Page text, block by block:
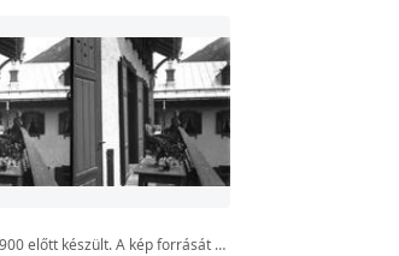
kép forrását kérjük így adja meg: Fortepan / MMKM. Levéltári jelzet: MMKM TTFGY 2019.1.